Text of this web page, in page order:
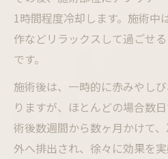
1時間程度冷却します。施術中
作などリラックスして過ごせ
です。
施術後は、一時的に赤みやし
りますが、ほとんどの場合数
術後数週間から数ヶ月かけて
外へ排出され、徐々に効果を実